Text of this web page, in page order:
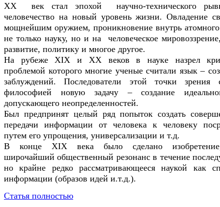
XX век стал эпохой научно-технического
человечество на новый уровень жизни. Овладение
мощнейшим оружием, проникновение внутрь
не только науку, но и на человеческое
развитие, политику и многое другое.
На рубеже XIX и XX веков в науке назрел
проблемой которого многие ученые считали язык –
заблуждений. Последователи этой точки зрения
философией новую задачу – создание
допускающего неопределенностей.
Был предпринят целый ряд попыток создать
передачи информации от человека к человеку
путем его упрощения, универсализации и т.д.
В конце XIX века было сделано
широчайший общественный резонанс в течение
но крайне редко рассматривающееся наукой как
информации (образов идей и.т.д.).
Статья полностью